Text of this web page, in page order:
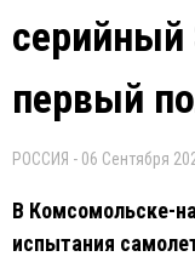
серийный
первый
РОССИЯ - 06 Сентября
В Комсомольске-
испытания